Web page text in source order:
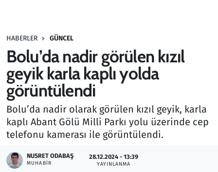
HABERLER GÜNCEL
Bolu’da nadir görülen kızıl
geyik karla kaplı yolda
görüntülendi
Bolu’da nadir olarak görülen kızıl geyik, karla
kaplı Abant Gölü Milli Parkı yolu üzerinde cep
telefonu kamerası ile görüntülendi.
NUSRET ODABAŞ
MUHABIR
28.12.2024 - 13:39
YAYINLANMA
Haber
Kültür Sanat
Kurumsal Haberler
Lezzet Durağı
Memur ve Kamu
Otomobil